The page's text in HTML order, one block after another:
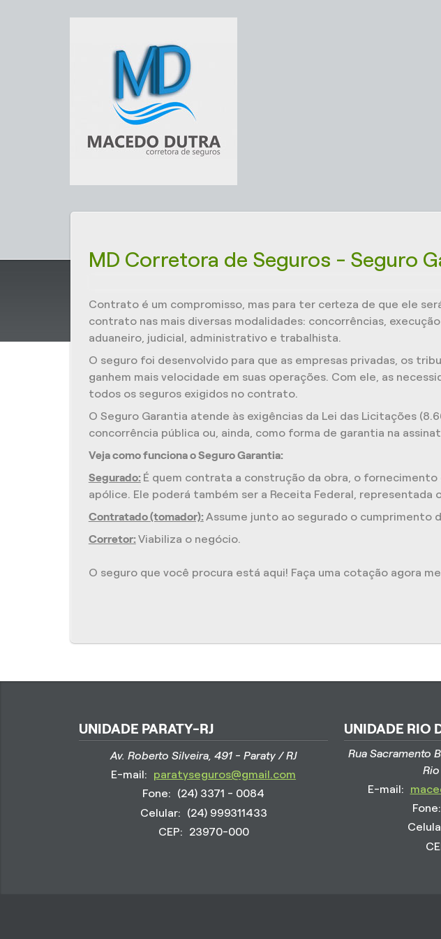
MD Corretora de Seguros - Seguro
Contrato é um compromisso, mas para ter certeza de que ele
contrato nas mais diversas modalidades: concorrências,
aduaneiro, judicial, administrativo e trabalhista.
O seguro foi desenvolvido para que as empresas privadas, os
ganhem mais velocidade em suas operações. Com ele, as
todos os seguros exigidos no contrato.
O Seguro Garantia atende às exigências da Lei das Licitações
concorrência pública ou, ainda, como forma de garantia na
Veja como funciona o Seguro Garantia:
Segurado: É quem contrata a construção da obra, o
apólice. Ele poderá também ser a Receita Federal, representada
Contratado (tomador):Assume junto ao segurado o cumprimento
Corretor:Viabiliza o negócio.
O seguro que você procura está aqui! Faça uma cotação agora
UNIDADE PARATY-RJ
Av. Roberto Silveira, 491 - Paraty / RJ
E-mail:
paratyseguros@gmail.com
Fone:
(24) 3371 - 0084
Celular:
(24) 999311433
CEP:
23970-000
UNIDADE RIO
Rua Sacramento
E-mail:
Fone: